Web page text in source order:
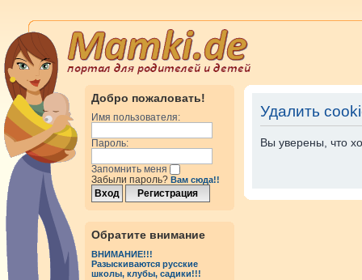
Добро пожаловать!
Имя пользователя:
Пароль:
Запомнить меня
Забыли пароль? Вам сюда!!
Обратите внимание
ВНИМАНИЕ!!!
Разыскиваются русские
школы, клубы, садики!!!
Удалить
Вы уверены, что